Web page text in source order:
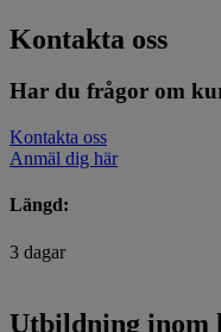
Kontakta oss
Har du frågor om
Kontakta oss
Anmäl dig här
Längd:
3 dagar
Utbildning inom